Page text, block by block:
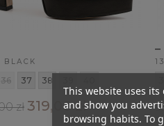
BLACK
36 37 38
zł 319,00 zł
This website uses
and show you
browsing habits. To